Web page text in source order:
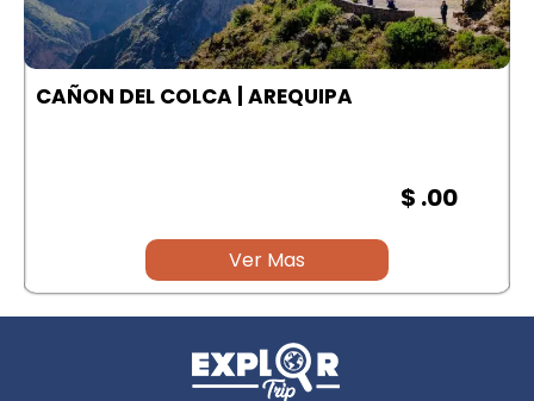
CAÑON DEL COLCA | AREQUIPA
$ .00
Ver Mas